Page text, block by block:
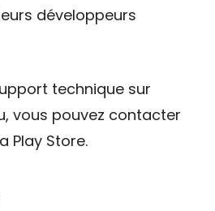
développeurs
technique sur
vous pouvez contacter
Play Store.